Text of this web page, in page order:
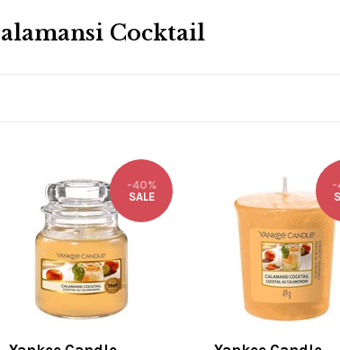
Cocktail
-40%
SALE
-